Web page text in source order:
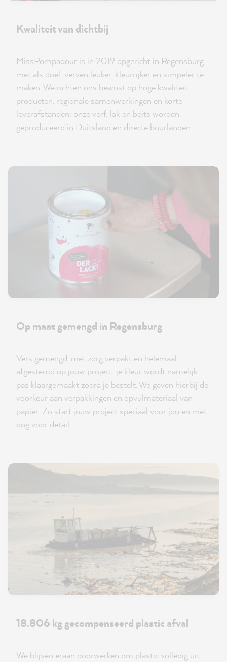
Kwaliteit van dichtbij
MissPompadour is in 2019 opgericht in Regensburg -
met als doel: verven leuker, kleurrijker en simpeler te
maken. We richten ons bewust op hoge kwaliteit
producten, regionale samenwerkingen en korte
leverafstanden: onze verf, lak en beits worden
geproduceerd in Duitsland en directe buurlanden.
Op maat gemengd in Regensburg
Vers gemengd, met zorg verpakt en helemaal
afgestemd op jouw project: je kleur wordt namelijk
pas klaargemaakt zodra je bestelt. We geven hierbij de
voorkeur aan verpakkingen en opvulmateriaal van
papier. Zo start jouw project speciaal voor jou en met
oog voor detail.
18.806 kg gecompenseerd plastic afval
We blijven eraan doorwerken om plastic volledig uit